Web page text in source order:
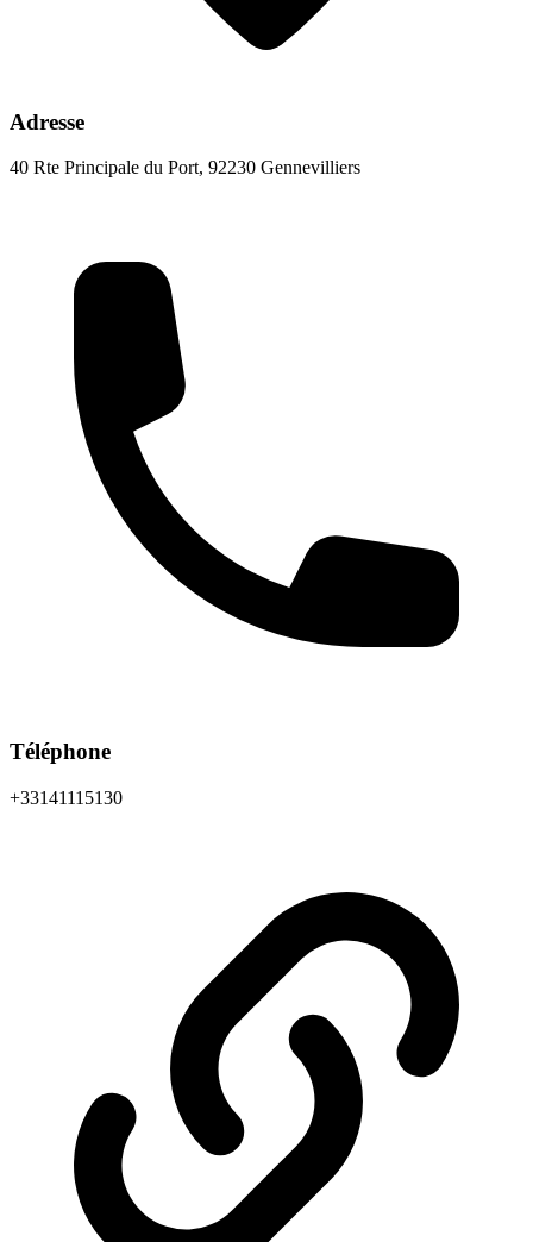
Adresse
40 Rte Principale du Port, 92230 Gennevilliers
Téléphone
+33141115130